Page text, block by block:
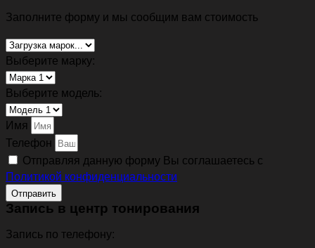
Заполните форму и мы сообщим вам стоимость
Выберите марку:
Выберите модель:
Имя
Телефон
Отправляя данную форму Вы соглашаетесь с
Политикой конфиденциальности
Отправить
Запись в центр тонирования
Запись по телефону: